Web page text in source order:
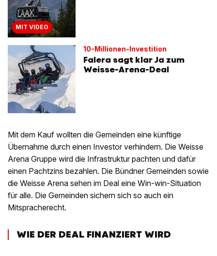
MIT VIDEO
10-Millionen-Investition
Falera sagt klar Ja zum
Weisse-Arena-Deal
Mit dem Kauf wollten die Gemeinden eine künftige
Übernahme durch einen Investor verhindern. Die Weisse
Arena Gruppe wird die Infrastruktur pachten und dafür
einen Pachtzins bezahlen. Die Bündner Gemeinden sowie
die Weisse Arena sehen im Deal eine Win-win-Situation
für alle. Die Gemeinden sichern sich so auch ein
Mitspracherecht.
WIE DER DEAL FINANZIERT WIRD